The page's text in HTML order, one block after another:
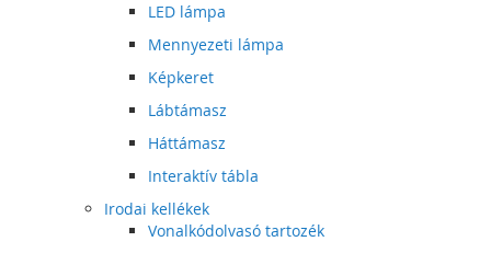
LED lámpa
Mennyezeti lámpa
Képkeret
Lábtámasz
Háttámasz
Interaktív tábla
Irodai kellékek
Vonalkódolvasó tartozék